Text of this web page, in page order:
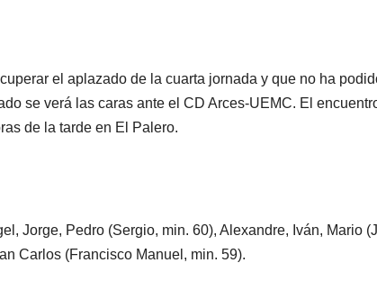
el aplazado de la cuarta jornada y que no ha
se verá las caras ante el CD Arces-UEMC. El
de la tarde en El Palero.
Jorge, Pedro (Sergio, min. 60), Alexandre, Iván, Mario
Carlos (Francisco Manuel, min. 59).